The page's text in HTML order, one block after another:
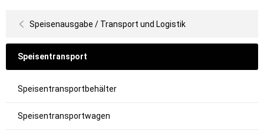
Speisenausgabe / Transport und Logistik
Speisentransport
Speisentransportbehälter
Speisentransportwagen